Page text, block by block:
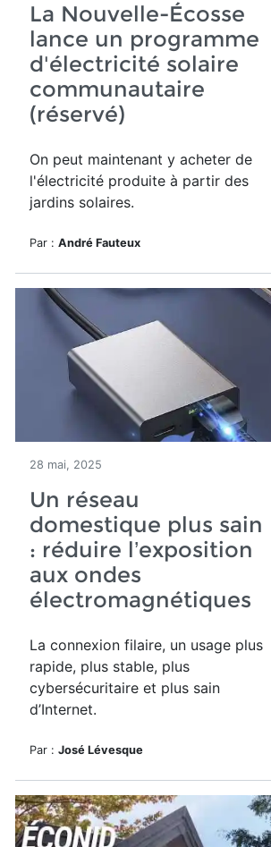
La Nouvelle-Écosse
lance un programme
d'électricité solaire
communautaire
(réservé)
On peut maintenant y acheter de
l'électricité produite à partir des
jardins solaires.
Par : André Fauteux
28 mai, 2025
Un réseau
domestique plus sain
: réduire l’exposition
aux ondes
électromagnétiques
La connexion filaire, un usage plus
rapide, plus stable, plus
cybersécuritaire et plus sain
d’Internet.
Par : José Lévesque